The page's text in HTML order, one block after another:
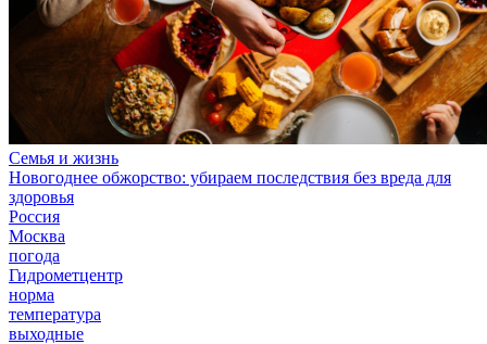
Семья и жизнь
Новогоднее обжорство: убираем последствия без вреда для
здоровья
Россия
Москва
погода
Гидрометцентр
норма
температура
выходные